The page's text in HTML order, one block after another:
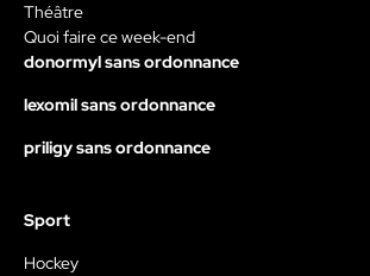
Théâtre
Quoi faire ce week-end
donormyl sans ordonnance
lexomil sans ordonnance
priligy sans ordonnance
Sport
Hockey